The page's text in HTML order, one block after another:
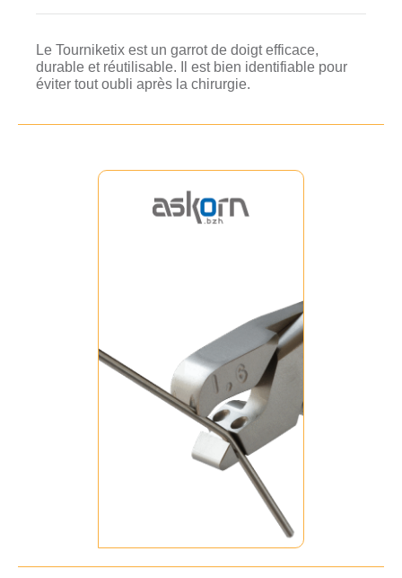
Le Tourniketix est un garrot de doigt efficace,
durable et réutilisable. Il est bien identifiable pour
éviter tout oubli après la chirurgie.